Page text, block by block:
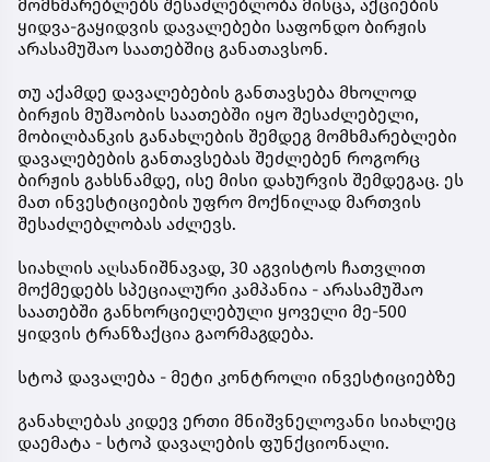
მომხმარებლებს შესაძლებლობა მისცა, აქციების
ყიდვა-გაყიდვის დავალებები საფონდო ბირჟის
არასამუშაო საათებშიც განათავსონ.
თუ აქამდე დავალებების განთავსება მხოლოდ
ბირჟის მუშაობის საათებში იყო შესაძლებელი,
მობილბანკის განახლების შემდეგ მომხმარებლები
დავალებების განთავსებას შეძლებენ როგორც
ბირჟის გახსნამდე, ისე მისი დახურვის შემდეგაც. ეს
მათ ინვესტიციების უფრო მოქნილად მართვის
შესაძლებლობას აძლევს.
სიახლის აღსანიშნავად, 30 აგვისტოს ჩათვლით
მოქმედებს სპეციალური კამპანია - არასამუშაო
საათებში განხორციელებული ყოველი მე-500
ყიდვის ტრანზაქცია გაორმაგდება.
სტოპ დავალება - მეტი კონტროლი ინვესტიციებზე
განახლებას კიდევ ერთი მნიშვნელოვანი სიახლეც
დაემატა - სტოპ დავალების ფუნქციონალი.